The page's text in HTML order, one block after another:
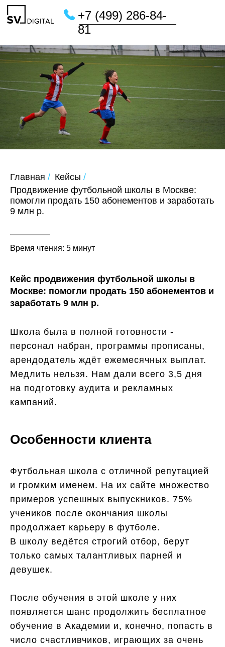
+7 (499) 286-84-
Главная / Кейсы /
Продвижение футбольной школы в Москве:
помогли продать 150 абонементов и заработать
9 млн р.
Время чтения: 5 минут
Кейс продвижения футбольной школы в
Москве: помогли продать 150 абонементов и
заработать 9 млн р.
Школа была в полной готовности -
персонал набран, программы прописаны,
арендодатель ждёт ежемесячных выплат.
Медлить нельзя. Нам дали всего 3,5 дня
на подготовку аудита и рекламных
кампаний.
Особенности клиента
Футбольная школа с отличной репутацией
и громким именем. На их сайте множество
примеров успешных выпускников. 75%
учеников после окончания школы
продолжает карьеру в футболе.
В школу ведётся строгий отбор, берут
только самых талантливых парней и
девушек.
После обучения в этой школе у них
появляется шанс продолжить бесплатное
обучение в Академии и, конечно, попасть в
число счастливчиков, играющих за очень